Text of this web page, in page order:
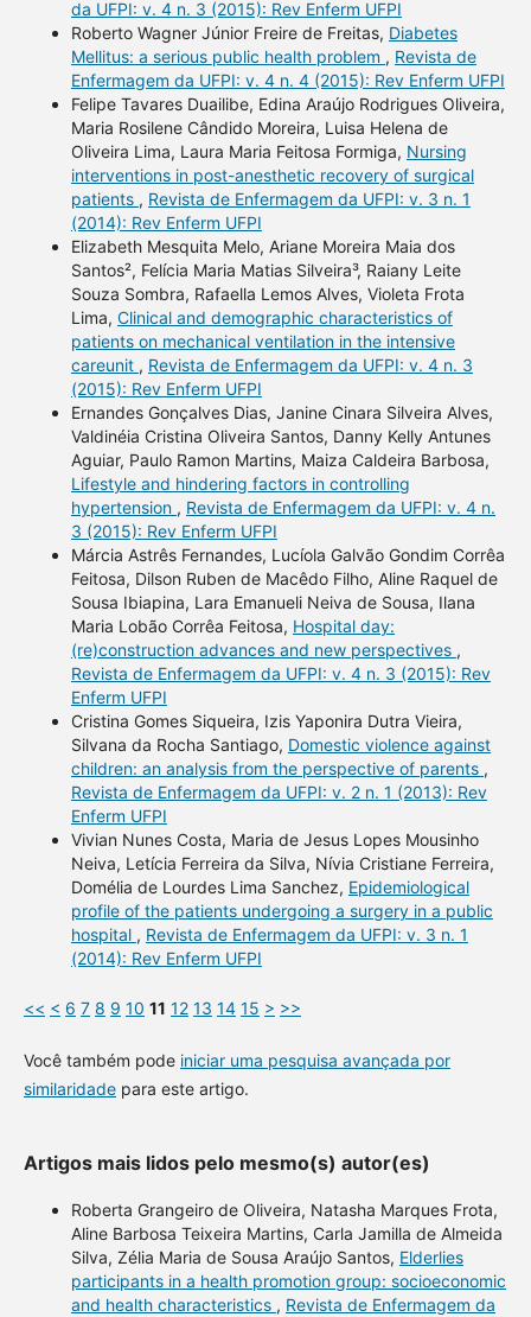
da UFPI: v. 4 n. 3 (2015): Rev Enferm UFPI
Roberto Wagner Júnior Freire de Freitas, Diabetes
Mellitus: a serious public health problem , Revista de
Enfermagem da UFPI: v. 4 n. 4 (2015): Rev Enferm UFPI
Felipe Tavares Duailibe, Edina Araújo Rodrigues Oliveira,
Maria Rosilene Cândido Moreira, Luisa Helena de
Oliveira Lima, Laura Maria Feitosa Formiga, Nursing
interventions in post-anesthetic recovery of surgical
patients , Revista de Enfermagem da UFPI: v. 3 n. 1
(2014): Rev Enferm UFPI
Elizabeth Mesquita Melo, Ariane Moreira Maia dos
Santos², Felícia Maria Matias Silveira³, Raiany Leite
Souza Sombra, Rafaella Lemos Alves, Violeta Frota
Lima, Clinical and demographic characteristics of
patients on mechanical ventilation in the intensive
careunit , Revista de Enfermagem da UFPI: v. 4 n. 3
(2015): Rev Enferm UFPI
Ernandes Gonçalves Dias, Janine Cinara Silveira Alves,
Valdinéia Cristina Oliveira Santos, Danny Kelly Antunes
Aguiar, Paulo Ramon Martins, Maiza Caldeira Barbosa,
Lifestyle and hindering factors in controlling
hypertension , Revista de Enfermagem da UFPI: v. 4 n.
3 (2015): Rev Enferm UFPI
Márcia Astrês Fernandes, Lucíola Galvão Gondim Corrêa
Feitosa, Dilson Ruben de Macêdo Filho, Aline Raquel de
Sousa Ibiapina, Lara Emanueli Neiva de Sousa, Ilana
Maria Lobão Corrêa Feitosa, Hospital day:
(re)construction advances and new perspectives ,
Revista de Enfermagem da UFPI: v. 4 n. 3 (2015): Rev
Enferm UFPI
Cristina Gomes Siqueira, Izis Yaponira Dutra Vieira,
Silvana da Rocha Santiago, Domestic violence against
children: an analysis from the perspective of parents ,
Revista de Enfermagem da UFPI: v. 2 n. 1 (2013): Rev
Enferm UFPI
Vivian Nunes Costa, Maria de Jesus Lopes Mousinho
Neiva, Letícia Ferreira da Silva, Nívia Cristiane Ferreira,
Domélia de Lourdes Lima Sanchez, Epidemiological
profile of the patients undergoing a surgery in a public
hospital , Revista de Enfermagem da UFPI: v. 3 n. 1
(2014): Rev Enferm UFPI
<< < 6 7 8 9 10 11 12 13 14 15 > >>
Você também pode iniciar uma pesquisa avançada por
similaridadepara este artigo.
Artigos mais lidos pelo mesmo(s) autor(es)
Roberta Grangeiro de Oliveira, Natasha Marques Frota,
Aline Barbosa Teixeira Martins, Carla Jamilla de Almeida
Silva, Zélia Maria de Sousa Araújo Santos, Elderlies
participants in a health promotion group: socioeconomic
and health characteristics , Revista de Enfermagem da